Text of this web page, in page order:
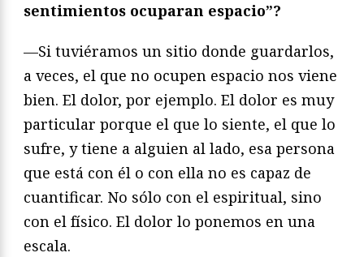
sentimientos ocuparan espacio”?
—Si tuviéramos un sitio donde guardarlos,
a veces, el que no ocupen espacio nos viene
bien. El dolor, por ejemplo. El dolor es muy
particular porque el que lo siente, el que lo
sufre, y tiene a alguien al lado, esa persona
que está con él o con ella no es capaz de
cuantificar. No sólo con el espiritual, sino
con el físico. El dolor lo ponemos en una
escala.